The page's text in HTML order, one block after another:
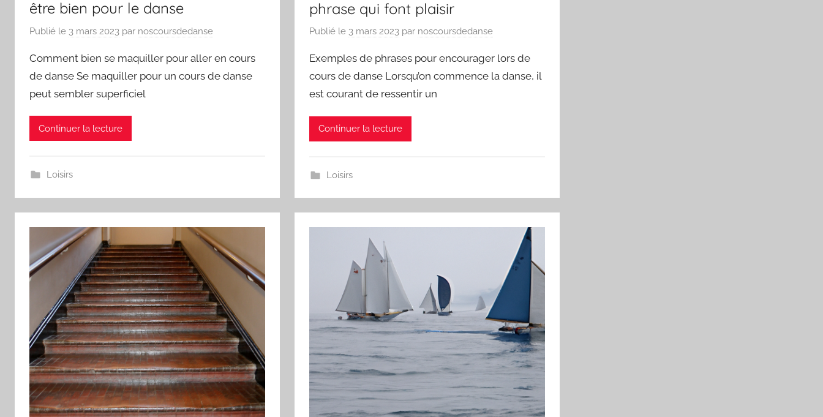
être bien pour le danse
Publié le 3 mars 2023 par noscoursdedanse
Comment bien se maquiller pour aller en cours
de danse Se maquiller pour un cours de danse
peut sembler superficiel
Continuer la lecture
Loisirs
phrase qui font plaisir
Publié le 3 mars 2023 par noscoursdedanse
Exemples de phrases pour encourager lors de
cours de danse Lorsqu’on commence la danse, il
est courant de ressentir un
Continuer la lecture
Loisirs